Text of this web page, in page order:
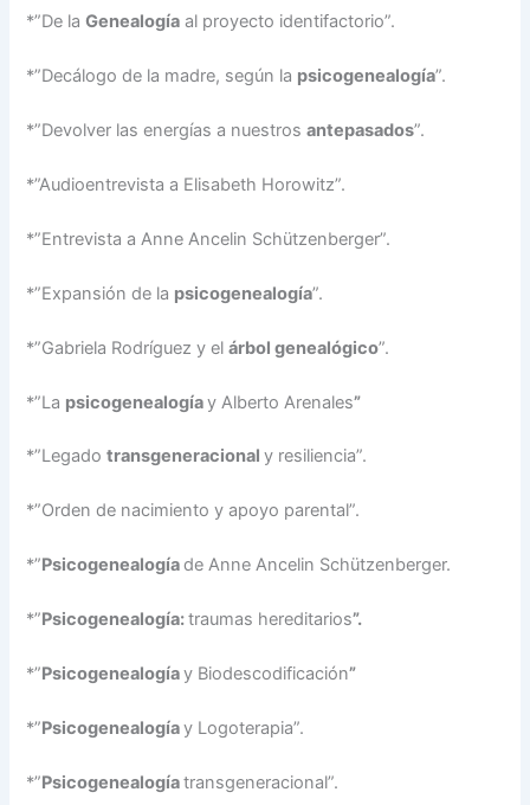
*”De laGenealogía al proyecto identifactorio”.
*”Decálogo de la madre, según la psicogenealogía”.
*”Devolver las energías a nuestrosantepasados”.
*”Audioentrevista a Elisabeth Horowitz”.
*”Entrevista a Anne Ancelin Schützenberger”.
*”Expansión de la psicogenealogía”.
*”Gabriela Rodríguez y elárbol genealógico”.
*”La psicogenealogíay Alberto Arenales”
*”Legadotransgeneracionaly resiliencia”.
*”Orden de nacimiento y apoyo parental”.
*”Psicogenealogíade Anne Ancelin Schützenberger.
*”Psicogenealogía:traumas hereditarios”.
*”Psicogenealogíay Biodescodificación”
*”Psicogenealogíay Logoterapia”.
*”Psicogenealogíatransgeneracional”.